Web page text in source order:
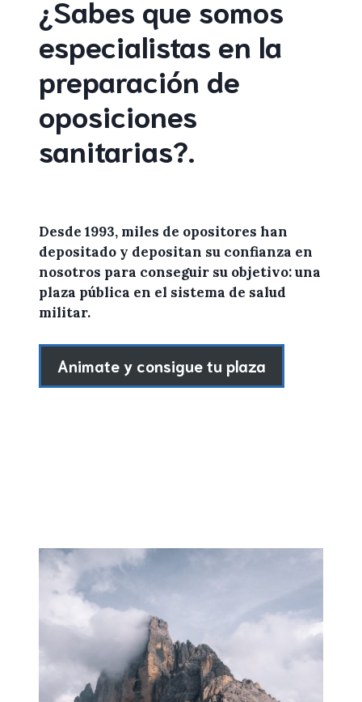
¿Sabes que somos
especialistas en la
preparación de
oposiciones
sanitarias?.
Desde 1993, miles de opositores han
depositado y depositan su confianza en
nosotros para conseguir su objetivo: una
plaza pública en el sistema de salud
militar.
Animate y consigue tu plaza